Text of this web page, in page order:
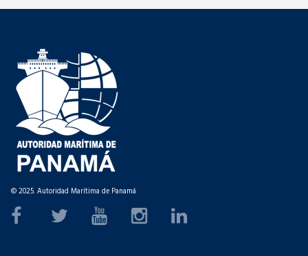
© 2025. Autoridad Marítima de Panamá